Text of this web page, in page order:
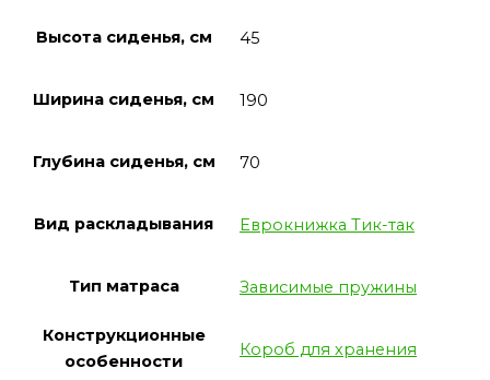
Высота сиденья, см 45
Ширина сиденья, см 190
Глубина сиденья, см 70
Вид раскладывания Еврокнижка Тик-так
Тип матраса Зависимые пружины
Конструкционные
особенности
Короб для хранения